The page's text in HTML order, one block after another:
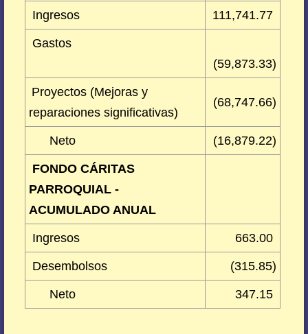
Ingresos 111,741.77
Gastos
(59,873.33)
Proyectos (Mejoras y
reparaciones significativas)
(68,747.66)
Neto (16,879.22)
FONDO CÁRITAS
PARROQUIAL -
ACUMULADO ANUAL
Ingresos 663.00
Desembolsos (315.85)
Neto 347.15